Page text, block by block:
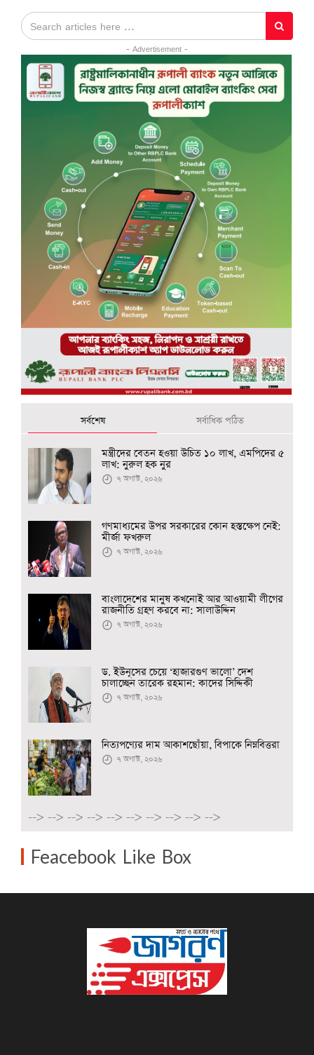
- Advertisement -
সর্বশেষ সর্বাধিক পঠিত
মন্ত্রীদের বেতন হওয়া উচিত ১০ লাখ, এমপিদের ৫
লাখ: নুরুল হক নুর
৭ অগাস্ট, ২০২৬
গণমাধ্যমের উপর সরকারের কোন হস্তক্ষেপ নেই:
মীর্জা ফখরুল
৭ অগাস্ট, ২০২৬
বাংলাদেশের মানুষ কখনোই আর আওয়ামী লীগের
রাজনীতি গ্রহণ করবে না: সালাউদ্দিন
৭ অগাস্ট, ২০২৬
ড. ইউনূসের চেয়ে ‘হাজারগুণ ভালো’ দেশ
চালাচ্ছেন তারেক রহমান: কাদের সিদ্দিকী
৭ অগাস্ট, ২০২৬
নিত্যপণ্যের দাম আকাশছোঁয়া, বিপাকে নিম্নবিত্তরা
৭ অগাস্ট, ২০২৬
--> --> --> --> --> --> --> --> --> -->
Feacebook Like Box